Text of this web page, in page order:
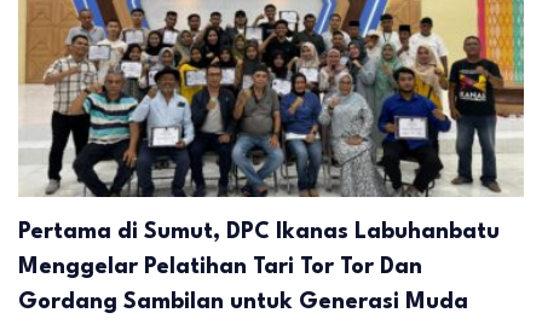
Pertama di Sumut, DPC Ikanas Labuhanbatu
Menggelar Pelatihan Tari Tor Tor Dan
Gordang Sambilan untuk Generasi Muda